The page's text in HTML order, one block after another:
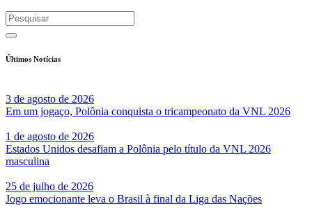
Últimos Notícias
3 de agosto de 2026
Em um jogaço, Polônia conquista o tricampeonato da VNL 2026
1 de agosto de 2026
Estados Unidos desafiam a Polônia pelo título da VNL 2026
masculina
25 de julho de 2026
Jogo emocionante leva o Brasil à final da Liga das Nações